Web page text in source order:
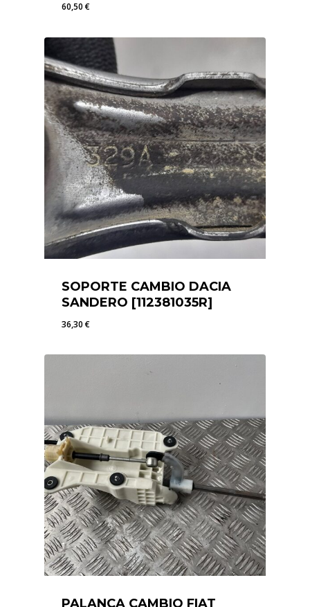
60,50€
SOPORTE CAMBIO DACIA
SANDERO [112381035R]
36,30€
PALANCA CAMBIO FIAT